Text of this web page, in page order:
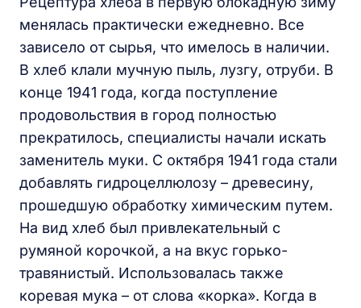
менялась практически ежедневно. Все
зависело от сырья, что имелось в наличии.
В хлеб клали мучную пыль, лузгу, отруби. В
конце 1941 года, когда поступление
продовольствия в город полностью
прекратилось, специалисты начали искать
заменитель муки. С октября 1941 года стали
добавлять гидроцеллюлозу – древесину,
прошедшую обработку химическим путем.
На вид хлеб был привлекательный с
румяной корочкой, а на вкус горько-
травянистый. Использовалась также
коревая мука – от слова «корка». Когда в